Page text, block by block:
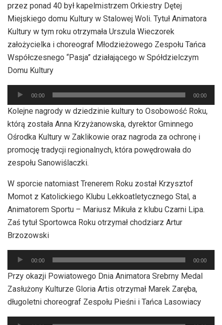
przez ponad 40 był kapelmistrzem Orkiestry Dętej
Miejskiego domu Kultury w Stalowej Woli. Tytuł Animatora
Kultury w tym roku otrzymała Urszula Wieczorek
założycielka i choreograf Młodzieżowego Zespołu Tańca
Współczesnego “Pasja” działającego w Spółdzielczym
Domu Kultury
Odtwarzacz
plików
dźwiękowych
00:00 00:00
Kolejne nagrody w dziedzinie kultury to Osobowość Roku,
którą została Anna Krzyżanowska, dyrektor Gminnego
Ośrodka Kultury w Zaklikowie oraz nagroda za ochronę i
promocję tradycji regionalnych, która powędrowała do
zespołu Sanowiślaczki.
W sporcie natomiast Trenerem Roku został Krzysztof
Momot z Katolickiego Klubu Lekkoatletycznego Stal, a
Animatorem Sportu – Mariusz Mikuła z klubu Czarni Lipa.
Zaś tytuł Sportowca Roku otrzymał chodziarz Artur
Brzozowski
Odtwarzacz
plików
dźwiękowych
00:00 00:00
Przy okazji Powiatowego Dnia Animatora Srebrny Medal
Zasłużony Kulturze Gloria Artis otrzymał Marek Zaręba,
długoletni choreograf Zespołu Pieśni i Tańca Lasowiacy
Odtwarzacz